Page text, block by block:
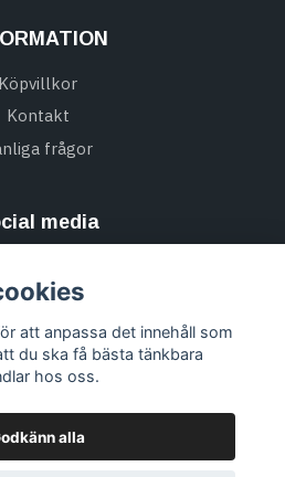
Köpvillkor
Kontakt
frågor
media
& Prenumerera på vårt
att anpassa det innehåll som
du ska få bästa tänkbara
hos oss.
alla